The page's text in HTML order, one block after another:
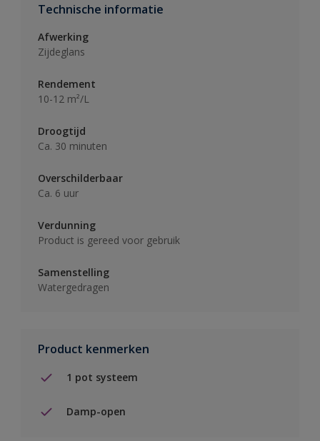
Technische informatie
Afwerking
Zijdeglans
Rendement
10-12 m²/L
Droogtijd
Ca. 30 minuten
Overschilderbaar
Ca. 6 uur
Verdunning
Product is gereed voor gebruik
Samenstelling
Watergedragen
Product kenmerken
1 pot systeem
Damp-open